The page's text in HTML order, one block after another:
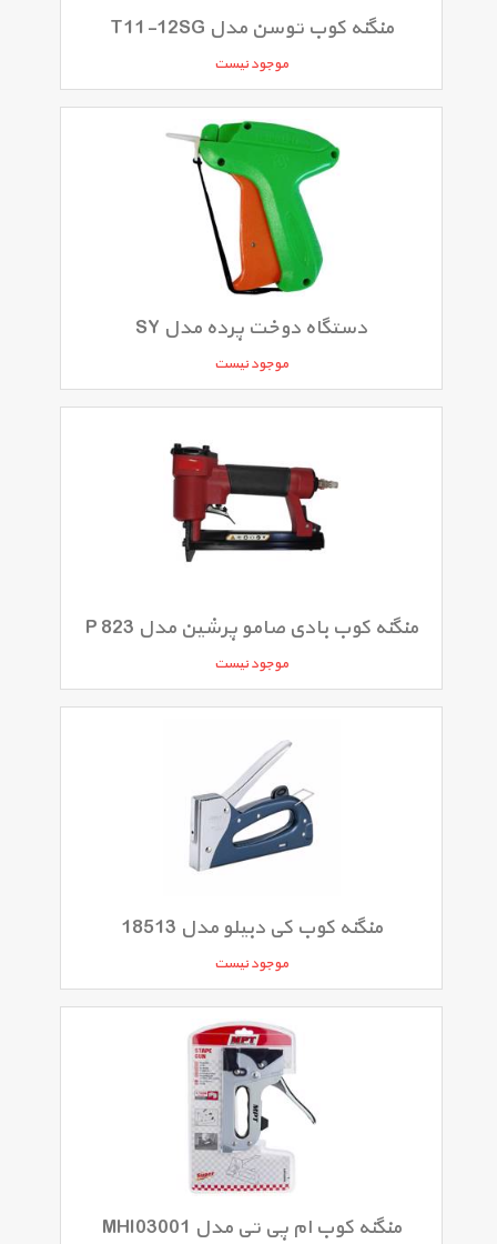
منگنه کوب توسن مدل T11-12SG
موجود نیست
دستگاه دوخت پرده مدل SY
موجود نیست
منگنه کوب بادی صامو پرشین مدل P 823
موجود نیست
منگنه کوب کی دبیلو مدل 18513
موجود نیست
منگنه کوب ام پی تی مدل MHI03001